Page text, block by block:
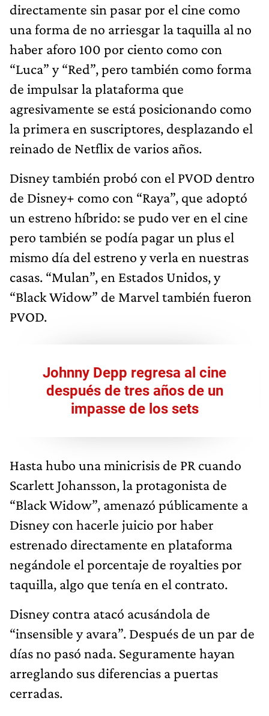
directamente sin pasar por el cine como
una forma de no arriesgar la taquilla al no
haber aforo 100 por ciento como con
“Luca” y “Red”, pero también como forma
de impulsar la plataforma que
agresivamente se está posicionando como
la primera en suscriptores, desplazando el
reinado de Netflix de varios años.
Disney también probó con el PVOD dentro
de Disney+ como con “Raya”, que adoptó
un estreno híbrido: se pudo ver en el cine
pero también se podía pagar un plus el
mismo día del estreno y verla en nuestras
casas. “Mulan”, en Estados Unidos, y
“Black Widow” de Marvel también fueron
PVOD.
Johnny Depp regresa al cine
después de tres años de un
impasse de los sets
Hasta hubo una minicrisis de PR cuando
Scarlett Johansson, la protagonista de
“Black Widow”, amenazó públicamente a
Disney con hacerle juicio por haber
estrenado directamente en plataforma
negándole el porcentaje de royalties por
taquilla, algo que tenía en el contrato.
Disney contra atacó acusándola de
“insensible y avara”. Después de un par de
días no pasó nada. Seguramente hayan
arreglando sus diferencias a puertas
cerradas.